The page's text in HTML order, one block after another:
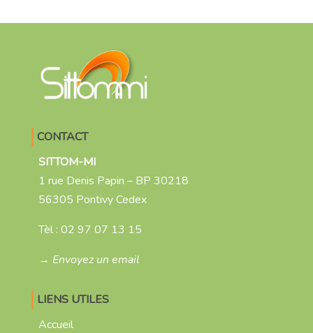
CONTACT
SITTOM-MI
1 rue Denis Papin – BP 30218
56305 Pontivy Cedex
Tèl : 02 97 07 13 15
→ Envoyez un email
LIENS UTILES
Accueil